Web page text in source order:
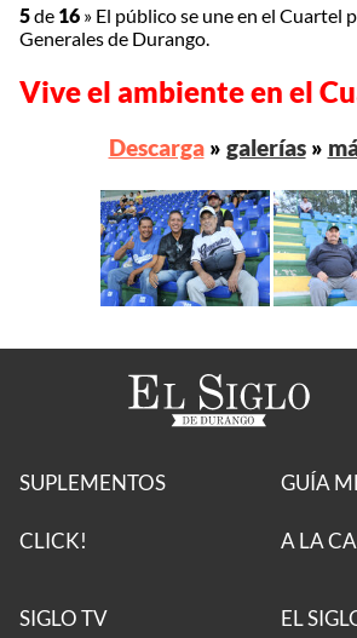
5de 16 » El público se une en el Cuartel
Generales de Durango.
Vive el ambiente en el
Descarga» galerías»
SUPLEMENTOS
CLICK!
GUÍA
A LA
SIGLO TV EL